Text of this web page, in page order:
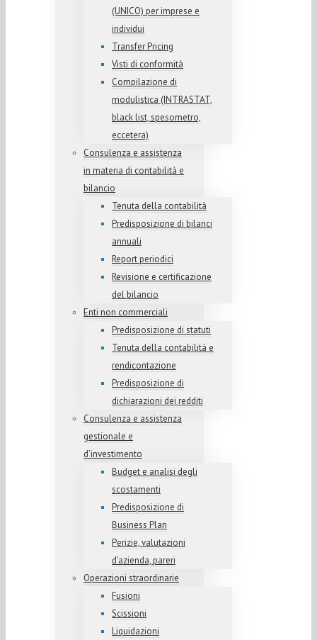
(UNICO) per imprese e
individui
Transfer Pricing
Visti di conformità
Compilazione di
modulistica (INTRASTAT,
black list, spesometro,
eccetera)
Consulenza e assistenza
in materia di contabilità e
bilancio
Tenuta della contabilità
Predisposizione di bilanci
annuali
Report periodici
Revisione e certificazione
del bilancio
Enti non commerciali
Predisposizione di statuti
Tenuta della contabilità e
rendicontazione
Predisposizione di
dichiarazioni dei redditi
Consulenza e assistenza
gestionale e
d’investimento
Budget e analisi degli
scostamenti
Predisposizione di
Business Plan
Perizie, valutazioni
d’azienda, pareri
Operazioni straordinarie
Fusioni
Scissioni
Liquidazioni